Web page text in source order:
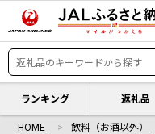
ランキング 返礼品
HOME 飲料（お酒以外）